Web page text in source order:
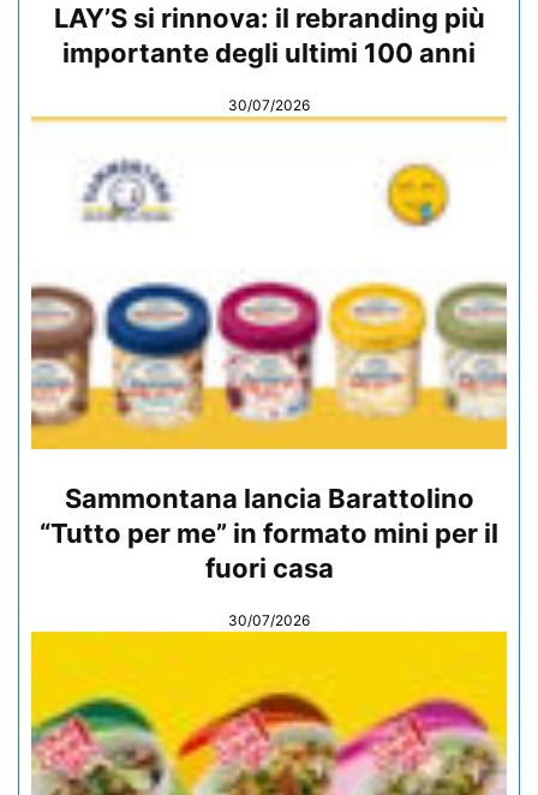
LAY’S si rinnova: il rebranding più
importante degli ultimi 100 anni
30/07/2026
Sammontana lancia Barattolino
“Tutto per me” in formato mini per il
fuori casa
30/07/2026